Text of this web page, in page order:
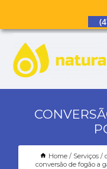
Home Serviços
conversão de fogão a